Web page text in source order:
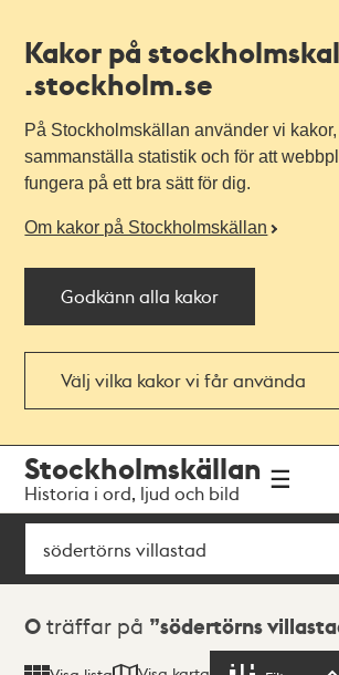
Kakor på
.stockholm.se
På Stockholmskällan använder vi
sammanställa statistik och för att
fungera på ett bra sätt för dig.
Om kakor på Stockholmskällan
Godkänn alla kakor
Välj vilka kakor vi får använda
navigationen
huvudinnehållet
Stockholmskällan
Historia i ord, ljud och bild
Sök
Sökresultat
0 träffar på södertörns